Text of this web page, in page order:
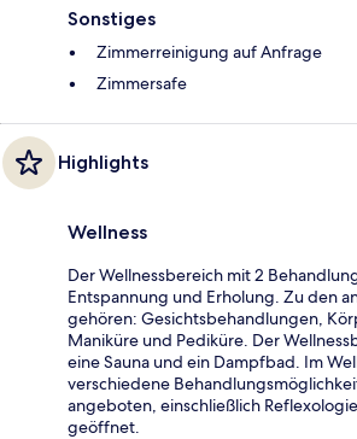
Sonstiges
Zimmerreinigung auf Anfrage
Zimmersafe
Highlights
Wellness
Der Wellnessbereich mit 2
Entspannung und Erholung. Zu den
gehören: Gesichtsbehandlungen,
Maniküre und Pediküre. Der
eine Sauna und ein Dampfbad. Im
verschiedene
angeboten, einschließlich
geöffnet.